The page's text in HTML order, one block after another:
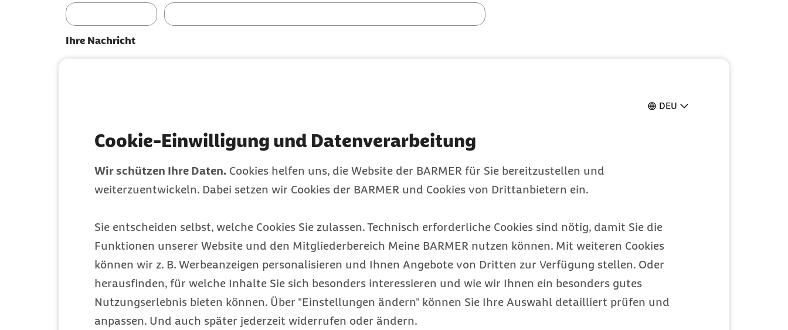
DEU
Cookie-Einwilligung und Datenverarbeitung
Wir schützen Ihre Daten. Cookies helfen uns, die Website der BARMER für Sie bereitzustellen und
weiterzuentwickeln. Dabei setzen wir Cookies der BARMER und Cookies von Drittanbietern ein.
Sie entscheiden selbst, welche Cookies Sie zulassen. Technisch erforderliche Cookies sind nötig, damit Sie die
Funktionen unserer Website und den Mitgliederbereich Meine BARMER nutzen können. Mit weiteren Cookies
können wir z. B. Werbeanzeigen personalisieren und Ihnen Angebote von Dritten zur Verfügung stellen. Oder
herausfinden, für welche Inhalte Sie sich besonders interessieren und wie wir Ihnen ein besonders gutes
Nutzungserlebnis bieten können. Über "Einstellungen ändern" können Sie Ihre Auswahl detailliert prüfen und
anpassen. Und auch später jederzeit widerrufen oder ändern.
Ihre Nachricht
E-Mail-Adresse (optional)
Telefonnummer (optional)